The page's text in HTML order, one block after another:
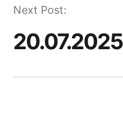
Nawigacja
wpisu
Next Post:
20.07.2025